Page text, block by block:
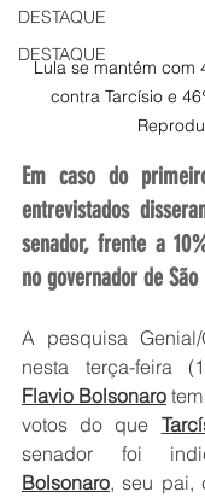
DESTAQUE
DESTAQUE
Lula se mantém com
contra Tarcísio e
Em caso do
entrevistados
senador, frente a
no governador de São
A pesquisa
nesta terça-feira
Flavio Bolsonaro
votos do que
senador foi
Bolsonaro, seu pai,